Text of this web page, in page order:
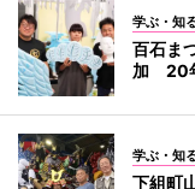
学ぶ・知
百石ま
加 20
学ぶ・知
下組町